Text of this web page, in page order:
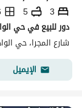
3
5
دور للبيع في حي
شارع المجرا، حي
الإيميل